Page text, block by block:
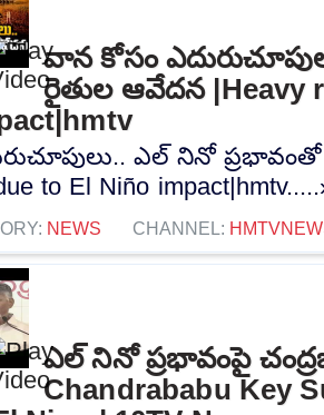
వాన కోసం
రైతుల ఆవేదన |Heavy
ఎల్ నినో
to El Niño
NEWS CHANNEL:
ఎల్ నినో ప్రభావంపై
Chandrababu Key